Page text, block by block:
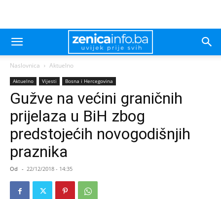
Naslovnica Aktuelno
Aktuelno Vijesti Bosna i Hercegovina
Gužve na većini graničnih
prijelaza u BiH zbog
predstojećih novogodišnjih
praznika
Od - 22/12/2018 - 14:35